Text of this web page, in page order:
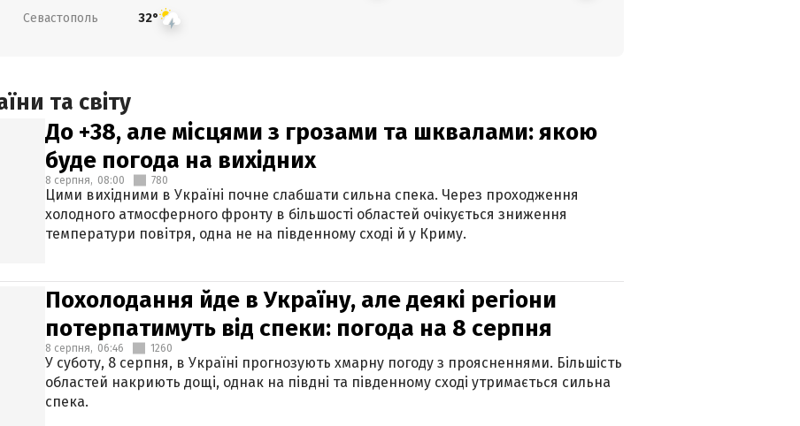
Севастополь 32°
та світу
До +38, але місцями з грозами та шквалами: якою
буде погода на вихідних
8 серпня, 08:00 780
Цими вихідними в Україні почне слабшати сильна спека. Через проходження
холодного атмосферного фронту в більшості областей очікується зниження
температури повітря, одна не на південному сході й у Криму.
Похолодання йде в Україну, але деякі регіони
потерпатимуть від спеки: погода на 8 серпня
8 серпня, 06:46 1260
У суботу, 8 серпня, в Україні прогнозують хмарну погоду з проясненнями. Більшість
областей накриють дощі, однак на півдні та південному сході утримається сильна
спека.